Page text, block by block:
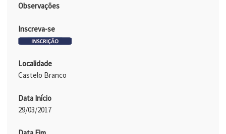
Observações
Inscreva-se
Localidade
Castelo Branco
Data Início
29/03/2017